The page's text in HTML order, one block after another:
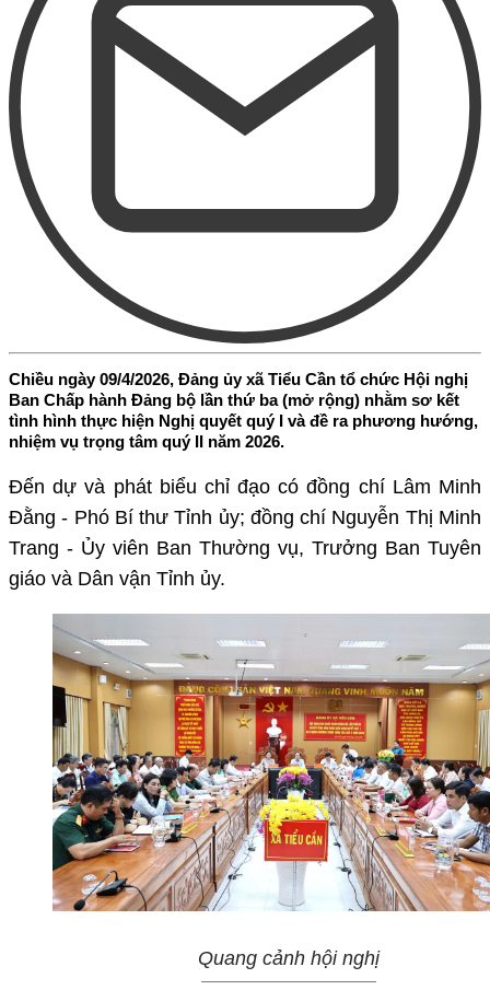
Chiều ngày 09/4/2026, Đảng ủy xã Tiểu Cần tổ chức Hội nghị
Ban Chấp hành Đảng bộ lần thứ ba (mở rộng) nhằm sơ kết
tình hình thực hiện Nghị quyết quý I và đề ra phương hướng,
nhiệm vụ trọng tâm quý II năm 2026.
Đến dự và phát biểu chỉ đạo có đồng chí Lâm Minh
Đằng - Phó Bí thư Tỉnh ủy; đồng chí Nguyễn Thị Minh
Trang - Ủy viên Ban Thường vụ, Trưởng Ban Tuyên
giáo và Dân vận Tỉnh ủy.
Quang cảnh hội nghị